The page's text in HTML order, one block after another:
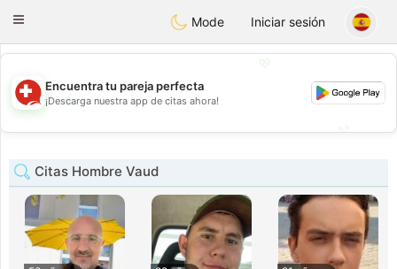
Suissi
Toggle
Mode Iniciar sesión
💖
💕
Encuentra tu pareja perfecta
¡Descarga nuestra app de citas ahora!
Citas Hombre Vaud